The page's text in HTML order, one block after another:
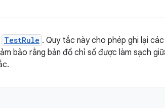
TestRule . Quy tắc này cho phép ghi lại
bảo rằng bản đồ chỉ số được làm sạch